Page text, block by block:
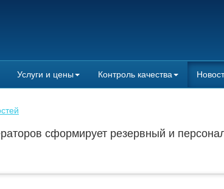
Услуги и цены Контроль качества
сформирует резервный и